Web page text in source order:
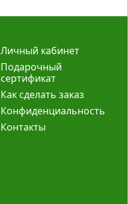
Личный кабинет
Подарочный
сертификат
Как сделать заказ
Конфиденциальность
Контакты